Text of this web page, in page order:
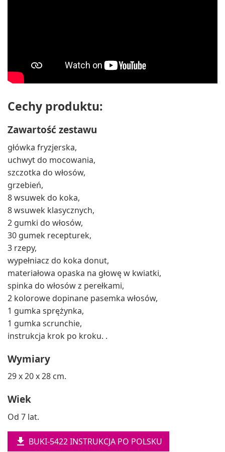
Cechy produktu:
Zawartość zestawu
główka fryzjerska,
uchwyt do mocowania,
szczotka do włosów,
grzebień,
8 wsuwek do koka,
8 wsuwek klasycznych,
2 gumki do włosów,
30 gumek recepturek,
3 rzepy,
wypełniacz do koka donut,
materiałowa opaska na głowę w kwiatki,
spinka do włosów z perełkami,
2 kolorowe dopinane pasemka włosów,
1 gumka sprężynka,
1 gumka scrunchie,
instrukcja krok po kroku. .
Wymiary
29 x 20 x 28 cm.
Wiek
Od 7 lat.
 BUKI-5422 INSTRUKCJA PO POLSKU